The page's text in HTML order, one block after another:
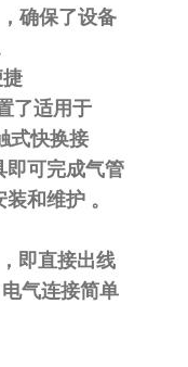
，确保了设备
了适用于
式快换接
即可完成气管
装和维护 。
，即直接出线
电气连接简单